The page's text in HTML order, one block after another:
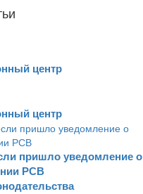
центр
центр
пришло уведомление о
РСВ